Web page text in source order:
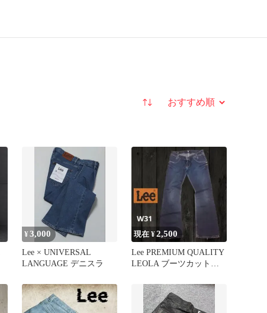
並び替え
¥3,000
Lee × UNIVERSAL
LANGUAGE デニスラ
現在 ¥2,500
Lee PREMIUM QUALITY
LEOLA ブーツカット